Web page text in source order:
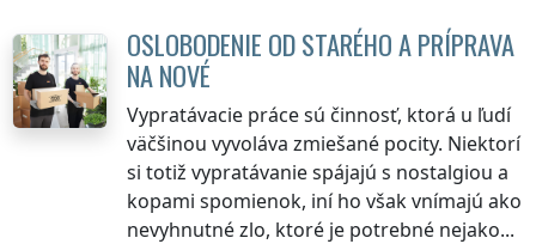
OSLOBODENIE OD STARÉHO A PRÍPRAVA
NA NOVÉ
Vypratávacie práce sú činnosť, ktorá u ľudí
väčšinou vyvoláva zmiešané pocity. Niektorí
si totiž vypratávanie spájajú s nostalgiou a
kopami spomienok, iní ho však vnímajú ako
nevyhnutné zlo, ktoré je potrebné nejako...